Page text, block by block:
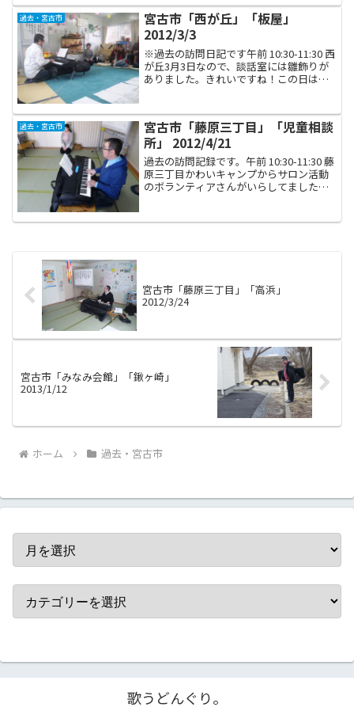
させて下さい」と名刺を渡されました。
こころ通...
過去・宮古市
宮古市「西が丘」「板屋」
2012/3/3
※過去の訪問日記です午前 10:30-11:30 西
が丘3月3日なので、談話室には雛飾りが
ありました。きれいですね！この日は私
ィアで立命館の学生さんもいらしてまし
た。と...
過去・宮古市
宮古市「藤原三丁目」「児童相談
所」 2012/4/21
過去の訪問記録です。午前 10:30-11:30 藤
原三丁目かわいキャンプからサロン活動
のボランティアさんがいらしてました。
お話を聞いたりといった活動です。独居
宮古市「藤原三丁目」「高浜」
2012/3/24
宮古市「みなみ会館」「鍬ヶ崎」
2013/1/12
ホーム 過去・宮古市
歌うどんぐり。